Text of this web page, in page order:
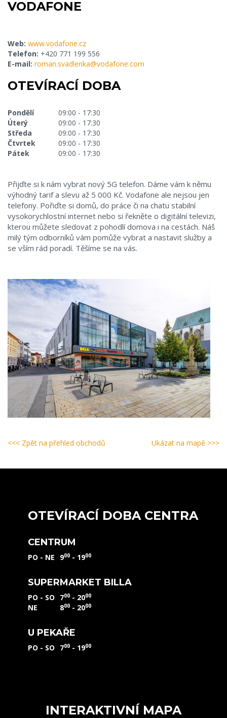
VODAFONE
Web: www.vodafone.cz
Telefon: +420 771 199 556
E-mail: roman.svadlenka@vodafone.com
OTEVÍRACÍ DOBA
Pondělí
09:00 - 17:30
Úterý
09:00 - 17:30
Středa
09:00 - 17:30
Čtvrtek
09:00 - 17:30
Pátek
09:00 - 17:30
Přijďte si k nám vybrat nový 5G telefon. Dáme vám k němu
výhodný tarif a slevu až 5 000 Kč. Vodafone ale nejsou jen
telefony. Pořiďte si domů, do práce či na chatu stabilní
vysokorychlostní internet nebo si řekněte o digitální televizi,
kterou můžete sledovat z pohodlí domova i na cestách. Náš
milý tým odborníků vám pomůže vybrat a nastavit služby a
se vším rád poradí. Těšíme se na vás.
<<< Zpět na přehled obchodů Ukázat na mapě >>>
OTEVÍRACÍ DOBA CENTRA
CENTRUM
PO - NE 900 - 1900
SUPERMARKET BILLA
PO - SO 700 - 2000
NE 800 - 2000
U PEKAŘE
PO - SO 700 - 1900
INTERAKTIVNÍ MAPA